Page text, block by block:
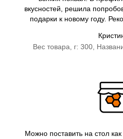
вкусностей, решила
подарки к новому году.
Вес товара, г: 300,
Можно поставить на стол